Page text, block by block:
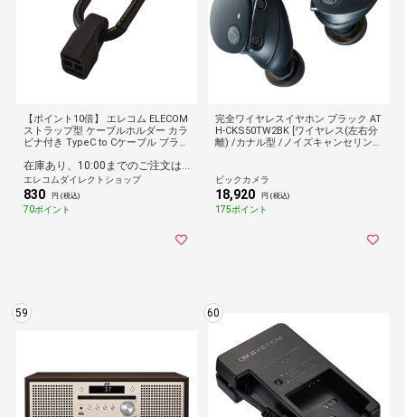
【ポイント10倍】 エレコム ELECOM
ストラップ型 ケーブルホルダー カラ
ビナ付き TypeC to Cケーブル ブラッ
エレコムダイレクトショップ
830 円 (税込)
70ポイント
完全ワイヤレスイヤホン ブラック AT
H-CKS50TW2BK [ワイヤレス(左右分
離) /カナル型 /ノイズキャンセリン
ビックカメラ
18,920 円 (税込)
175ポイント
59 60